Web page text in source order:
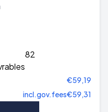
82
€59,19
incl.gov.fees€59,31